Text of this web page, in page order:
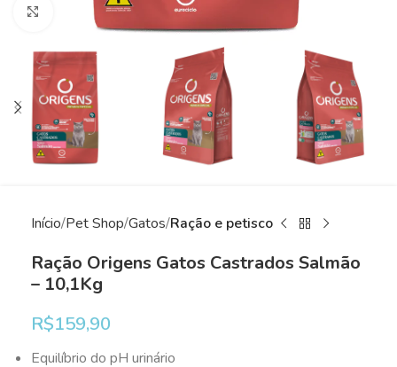
Clique para ampliar
Início Pet Shop Gatos Ração e petisco
Ração Origens Gatos Castrados Salmão
– 10,1Kg
R$159,90
Equilíbrio do pH urinário